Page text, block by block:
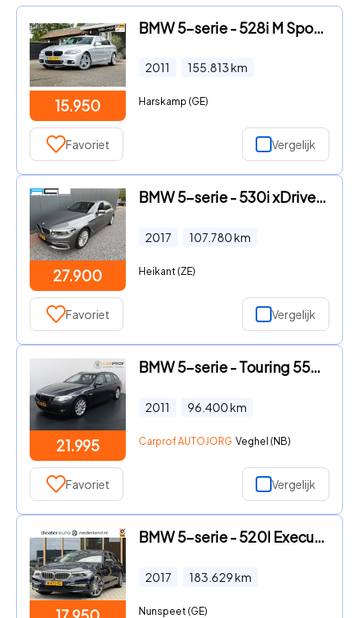
15.950
BMW 5-serie - 528i M Sport I Comfortstoelen I Memory I Climate I Cruise I
2011 155.813km
Harskamp (GE)
Favoriet Vergelijk
27.900
BMW 5-serie - 530i xDrive Automaat High Executive Sedan
2017 107.780km
Heikant (ZE)
Favoriet Vergelijk
21.995
BMW 5-serie - Touring 550i High Executive Panoramadak | HUD | ACC
2011 96.400km
Carprof AUTOJORG Veghel (NB)
Favoriet Vergelijk
BMW 5-serie - 520I Executive l Panorama-dak | Elec Trekhaak | 360 Camera |
2017 183.629km
Nunspeet (GE)